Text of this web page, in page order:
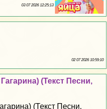
03 07 2026 12:25:13
02 07 2026 10:59:10
(Текст Песни,
(Текст Песни,